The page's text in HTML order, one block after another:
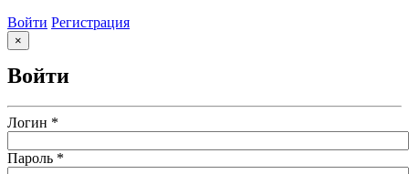
Войти Регистрация
×
Войти
Логин *
Пароль *